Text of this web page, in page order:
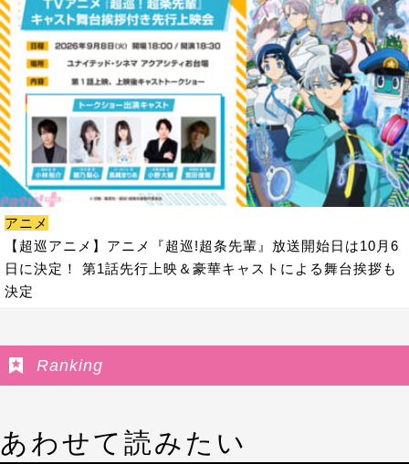
アニメ
【超巡アニメ】アニメ『超巡!超条先輩』放送開始日は10月6
日に決定！ 第1話先行上映＆豪華キャストによる舞台挨拶も
決定
Ranking
あわせて読みたい